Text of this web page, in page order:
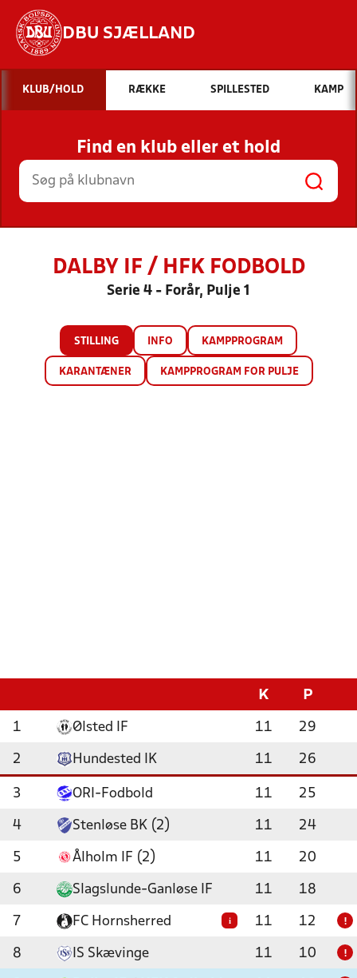
DBU SJÆLLAND
Hvad vil du søge efter?
INDHOLD OG NYHEDER
STILLINGER, RESULTATER, KLUBBER OG
HOLD
KLUB/HOLD RÆKKE SPILLESTED KAMP
Find en klub eller et hold
DALBY IF / HFK FODBOLD
Serie 4 - Forår, Pulje 1
STILLING INFO KAMPPROGRAM
KARANTÆNER KAMPPROGRAM FOR PULJE
K P
1 Ølsted IF 11 29
2 Hundested IK 11 26
3 ORI-Fodbold 11 25
4 Stenløse BK (2) 11 24
5 Ålholm IF (2) 11 20
6 Slagslunde-Ganløse IF 11 18
7 FC Hornsherred i 11 12 !
8 IS Skævinge 11 10 !